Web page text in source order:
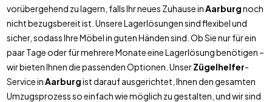
vorübergehend zu lagern, falls Ihr neues Zuhause inAarburgnoch
nicht bezugsbereit ist. Unsere Lagerlösungen sind flexibel und
sicher, sodass Ihre Möbel in guten Händen sind. Ob Sie nur für ein
paar Tage oder für mehrere Monate eine Lagerlösung benötigen –
wir bieten Ihnen die passenden Optionen. UnserZügelhelfer-
Service inAarburgist darauf ausgerichtet, Ihnen den gesamten
Umzugsprozess so einfach wie möglich zu gestalten, und wir sind